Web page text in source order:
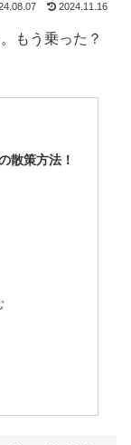
2024.11.16
もう乗った？
散策方法！